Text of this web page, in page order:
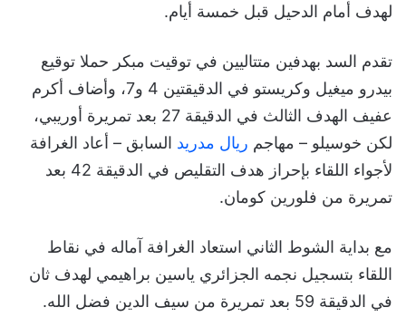
لهدف أمام الدحيل قبل خمسة أيام.
تقدم السد بهدفين متتاليين في توقيت مبكر حملا توقيع
بيدرو ميغيل وكريستو في الدقيقتين 4 و7، وأضاف أكرم
عفيف الهدف الثالث في الدقيقة 27 بعد تمريرة أوريبي،
لكن خوسيلو – مهاجم ريال مدريد السابق – أعاد الغرافة
لأجواء اللقاء بإحراز هدف التقليص في الدقيقة 42 بعد
تمريرة من فلورين كومان.
مع بداية الشوط الثاني استعاد الغرافة آماله في نقاط
اللقاء بتسجيل نجمه الجزائري ياسين براهيمي لهدف ثان
في الدقيقة 59 بعد تمريرة من سيف الدين فضل الله.